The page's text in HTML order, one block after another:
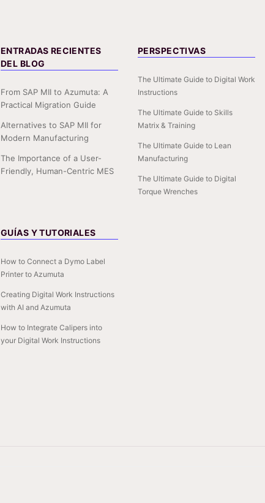
ENTRADAS RECIENTES
DEL BLOG
From SAP MII to Azumuta: A
Practical Migration Guide
Alternatives to SAP MII for
Modern Manufacturing
The Importance of a User-
Friendly, Human-Centric MES
PERSPECTIVAS
The Ultimate Guide to Digital Work
Instructions
The Ultimate Guide to Skills
Matrix & Training
The Ultimate Guide to Lean
Manufacturing
The Ultimate Guide to Digital
Torque Wrenches
GUÍAS Y TUTORIALES
How to Connect a Dymo Label
Printer to Azumuta
Creating Digital Work Instructions
with AI and Azumuta
How to Integrate Calipers into
your Digital Work Instructions